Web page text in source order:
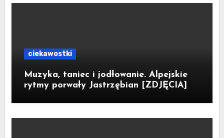
ciekawostki
Muzyka, taniec i jodłowanie. Alpejskie
rytmy porwały Jastrzębian [ZDJĘCIA]